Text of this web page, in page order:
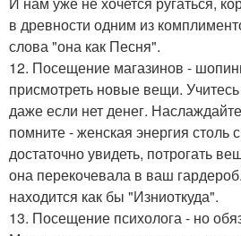
в древности одним из
слова "она как Песня".
12. Посещение магазинов -
присмотреть новые вещи.
даже если нет денег.
помните - женская энергия столь
достаточно увидеть, потрогать
она перекочевала в ваш
находится как бы "Изниоткуда".
13. Посещение психолога - но